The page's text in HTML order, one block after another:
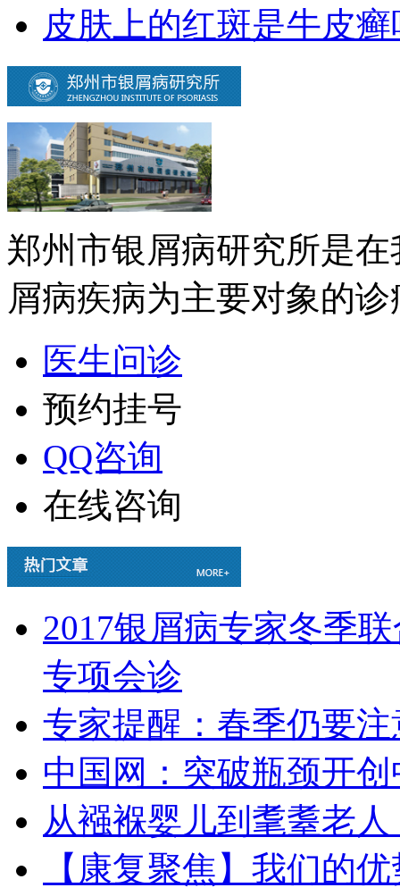
皮肤上的红斑是牛皮癣
郑州市银屑病研究所是
屑病疾病为主要对象的
医生问诊
预约挂号
QQ咨询
在线咨询
2017银屑病专家冬季
专项会诊
专家提醒：春季仍要
中国网：突破瓶颈开
从襁褓婴儿到耄耋老
【康复聚焦】我们的